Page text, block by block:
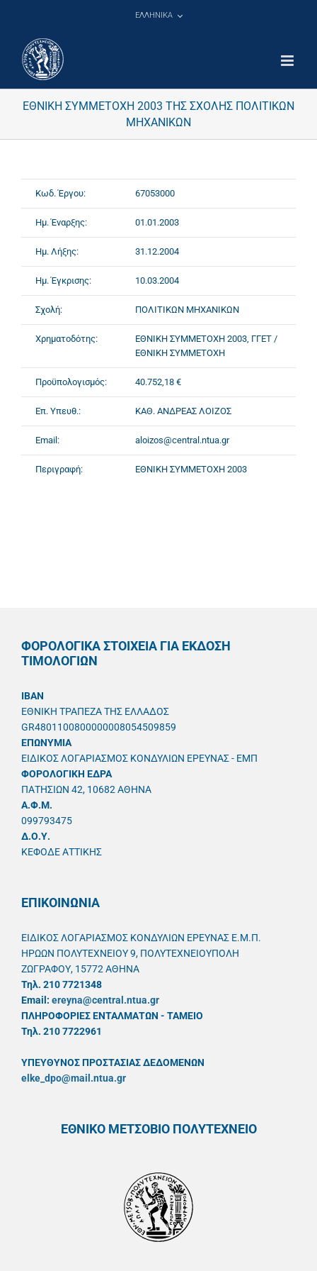
ΕΛΛΗΝΙΚΑ
ΕΘΝΙΚΗ ΣΥΜΜΕΤΟΧΗ 2003 ΤΗΣ ΣΧΟΛΗΣ ΠΟΛΙΤΙΚΩΝ
ΜΗΧΑΝΙΚΩΝ
Κωδ. Έργου: 67053000
Ημ. Έναρξης: 01.01.2003
Ημ. Λήξης: 31.12.2004
Ημ. Έγκρισης: 10.03.2004
Σχολή: ΠΟΛΙΤΙΚΩΝ ΜΗΧΑΝΙΚΩΝ
Χρηματοδότης:
ΕΘΝΙΚΗ ΣΥΜΜΕΤΟΧΗ 2003, ΓΓΕΤ /
ΕΘΝΙΚΗ ΣΥΜΜΕΤΟΧΗ
Προϋπολογισμός: 40.752,18 €
Επ. Υπευθ.: ΚΑΘ. ΑΝΔΡΕΑΣ ΛΟΙΖΟΣ
Email: aloizos@central.ntua.gr
Περιγραφή: ΕΘΝΙΚΗ ΣΥΜΜΕΤΟΧΗ 2003
ΦΟΡΟΛΟΓΙΚΑ ΣΤΟΙΧΕΙΑ ΓΙΑ ΕΚΔΟΣΗ
ΤΙΜΟΛΟΓΙΩΝ
IBAN
ΕΘΝΙΚΗ ΤΡΑΠΕΖΑ ΤΗΣ ΕΛΛΑΔΟΣ
GR4801100800000008054509859
ΕΠΩΝΥΜΙΑ
ΕΙΔΙΚΟΣ ΛΟΓΑΡΙΑΣΜΟΣ ΚΟΝΔΥΛΙΩΝ ΕΡΕΥΝΑΣ - ΕΜΠ
ΦΟΡΟΛΟΓΙΚΗ ΕΔΡΑ
ΠΑΤΗΣΙΩΝ 42, 10682 ΑΘΗΝΑ
A.Φ.Μ.
099793475
Δ.Ο.Υ.
ΚΕΦΟΔΕ ΑΤΤΙΚΗΣ
ΕΠΙΚΟΙΝΩΝΙΑ
ΕΙΔΙΚΟΣ ΛΟΓΑΡΙΑΣΜΟΣ ΚΟΝΔΥΛΙΩΝ ΕΡΕΥΝΑΣ Ε.Μ.Π.
ΗΡΩΩΝ ΠΟΛΥΤΕΧΝΕΙΟΥ 9, ΠΟΛΥΤΕΧΝΕΙΟΥΠΟΛΗ
ΖΩΓΡΑΦΟΥ, 15772 ΑΘΗΝΑ
Τηλ. 210 7721348
Email: ereyna@central.ntua.gr
ΠΛΗΡΟΦΟΡΙΕΣ ΕΝΤΑΛΜΑΤΩΝ - ΤΑΜΕΙΟ
Τηλ. 210 7722961
ΥΠΕΥΘYΝΟΣ ΠΡΟΣΤΑΣΙΑΣ ΔΕΔΟΜΕΝΩΝ
elke_dpo@mail.ntua.gr
ΕΘΝΙΚΟ ΜΕΤΣΟΒΙΟ ΠΟΛΥΤΕΧΝΕΙΟ